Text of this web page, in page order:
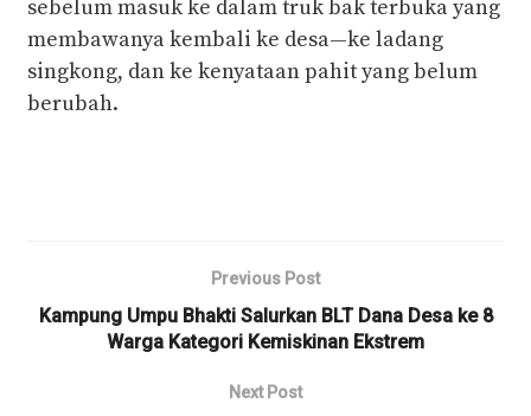
sebelum masuk ke dalam truk bak terbuka yang
membawanya kembali ke desa—ke ladang
singkong, dan ke kenyataan pahit yang belum
berubah.
Previous Post
Kampung Umpu Bhakti Salurkan BLT Dana Desa ke 8
Warga Kategori Kemiskinan Ekstrem
Next Post